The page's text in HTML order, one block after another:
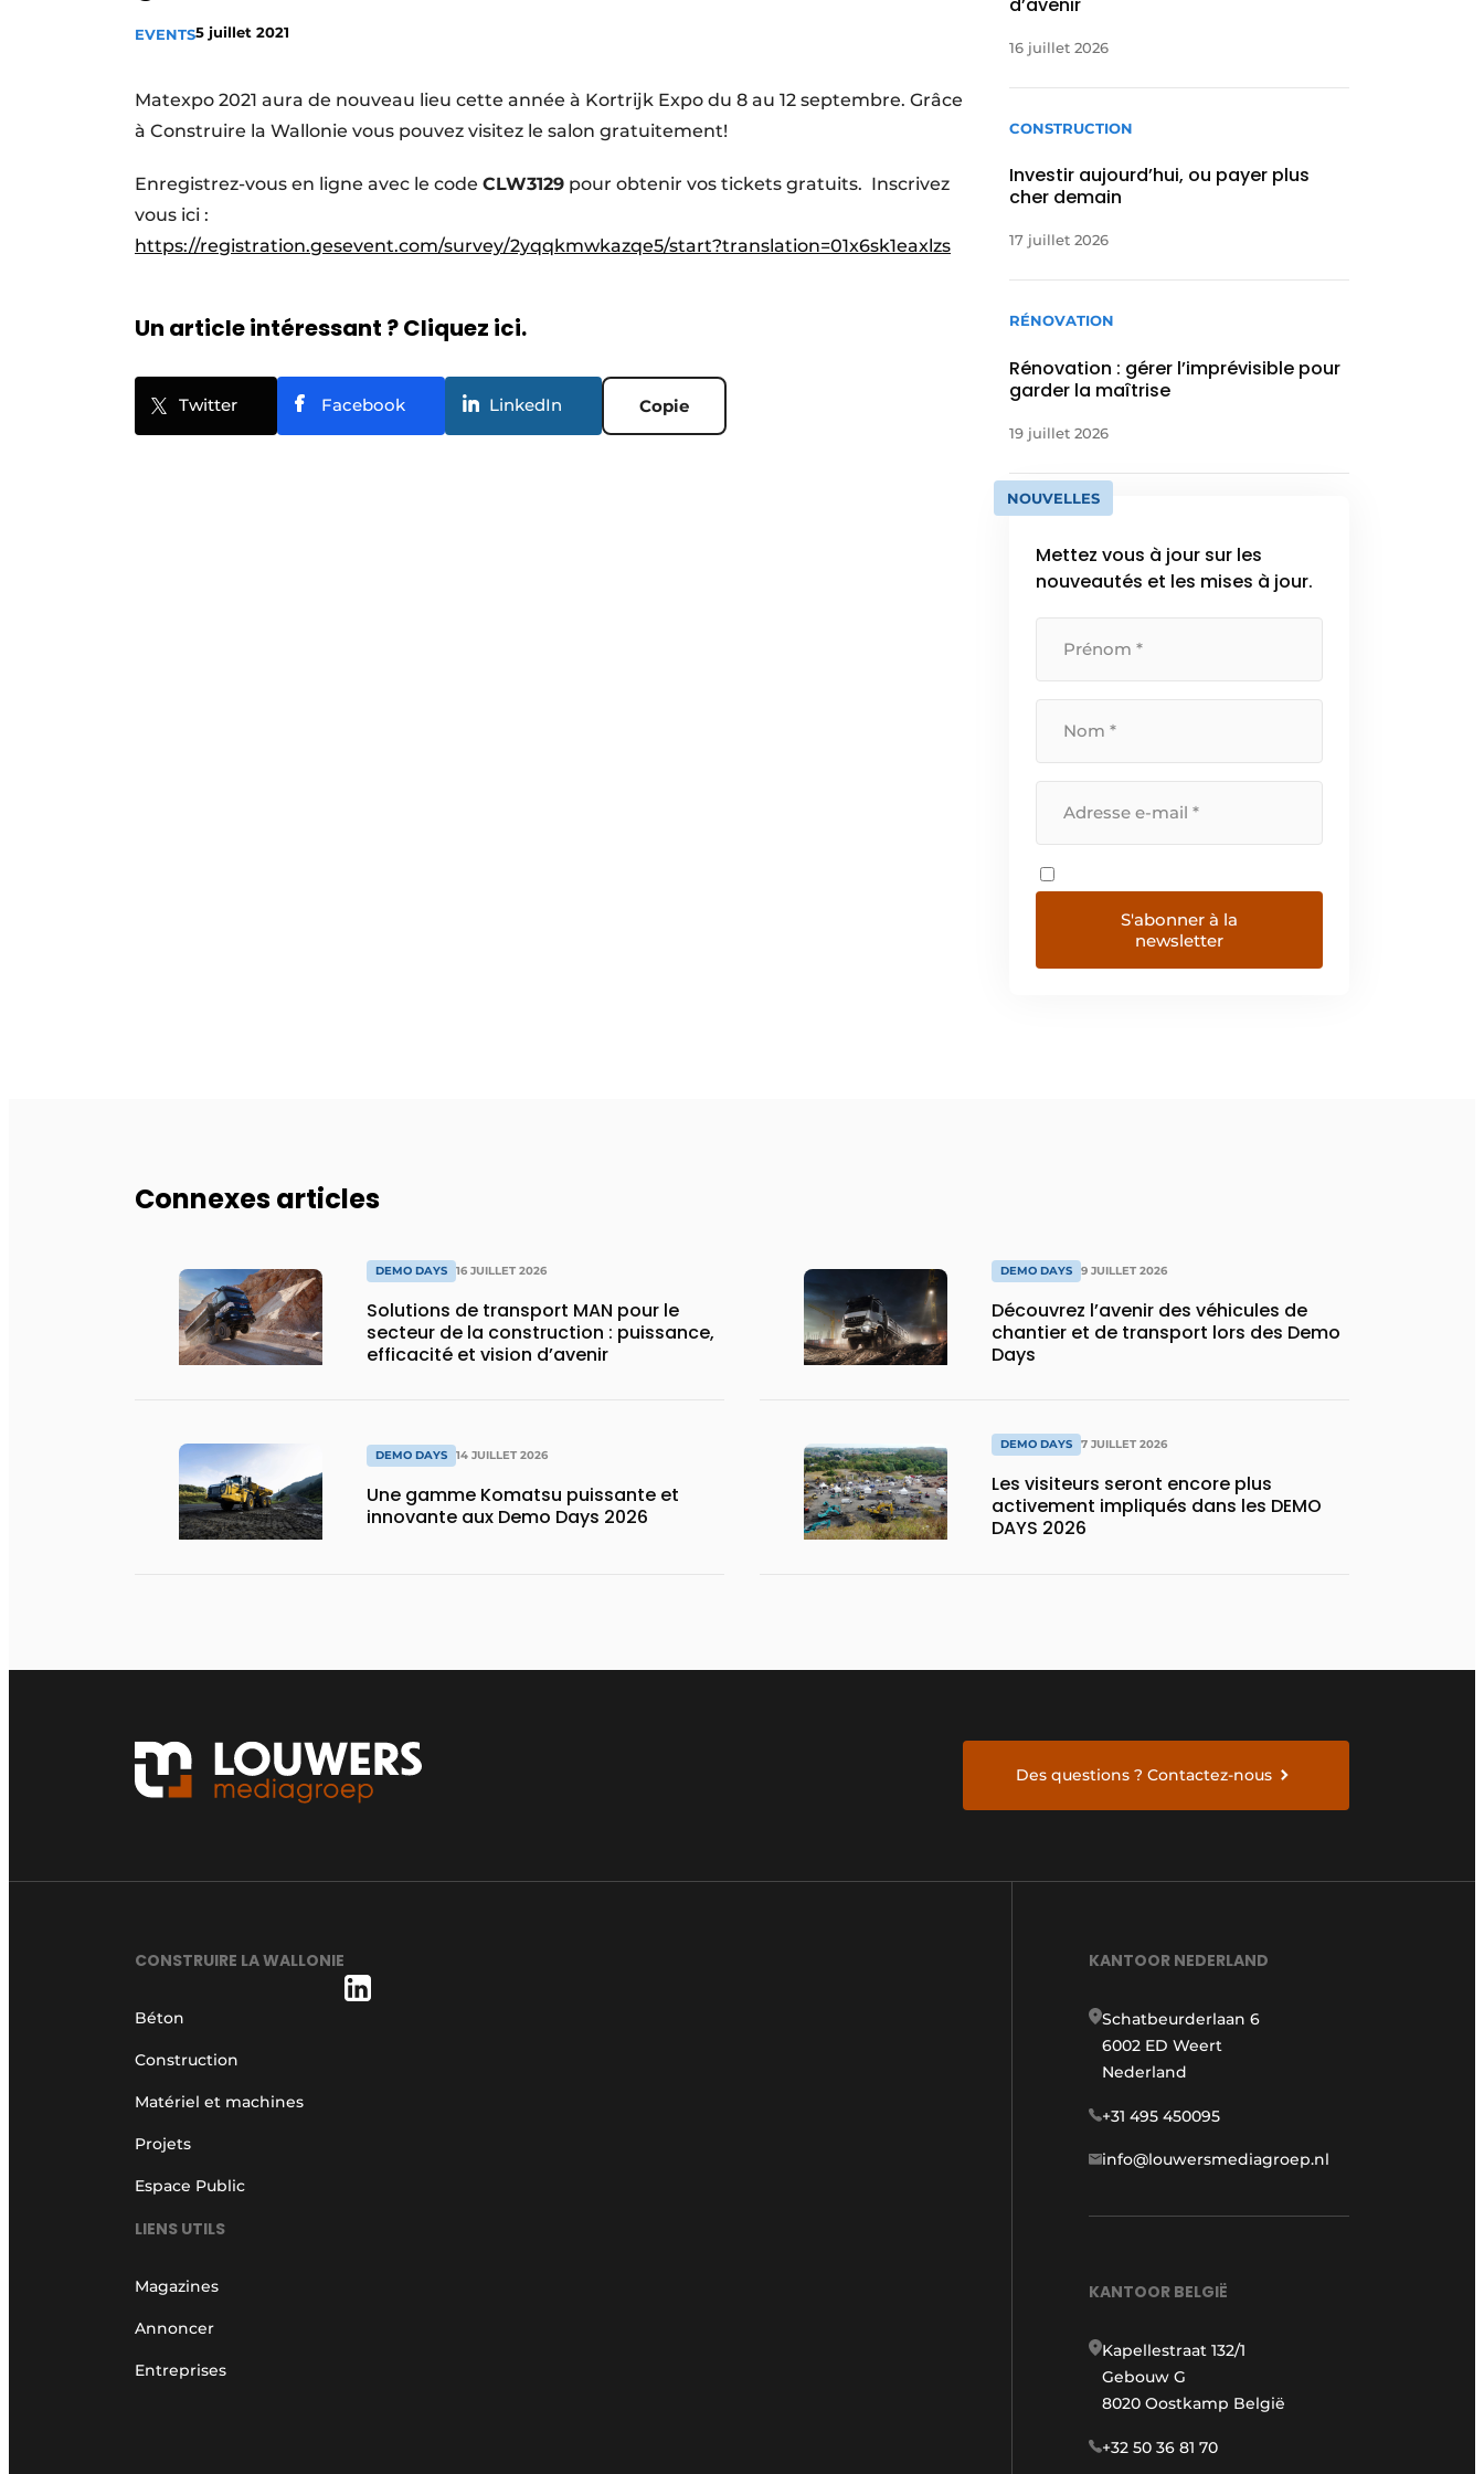
Termes et conditions
EVENTS5 juillet 2021
Matexpo 2021 aura de nouveau lieu cette année à Kortrijk Expo du 8 au 12 septembre. Grâce
à Construire la Wallonie vous pouvez visitez le salon gratuitement!
Enregistrez-vous en ligne avec le code CLW3129 pour obtenir vos tickets gratuits. Inscrivez
vous ici :
https://registration.gesevent.com/survey/2yqqkmwkazqe5/start?translation=01x6sk1eaxlzs
Un article intéressant ? Cliquez ici.
Twitter Facebook LinkedIn Copie
16 juillet 2026
CONSTRUCTION
Investir aujourd’hui, ou payer plus
cher demain
17 juillet 2026
RÉNOVATION
Rénovation : gérer l’imprévisible pour
garder la maîtrise
19 juillet 2026
NOUVELLES
Mettez vous à jour sur les
nouveautés et les mises à jour.
S'abonner à la
newsletter
Connexes articles
DEMO DAYS 16 JUILLET 2026
Solutions de transport MAN pour le
secteur de la construction : puissance,
efficacité et vision d’avenir
DEMO DAYS 14 JUILLET 2026
Une gamme Komatsu puissante et
innovante aux Demo Days 2026
DEMO DAYS 9 JUILLET 2026
Découvrez l’avenir des véhicules de
chantier et de transport lors des Demo
Days
DEMO DAYS 7 JUILLET 2026
Les visiteurs seront encore plus
activement impliqués dans les DEMO
DAYS 2026
Des questions ? Contactez-nous
CONSTRUIRE LA WALLONIE
Béton
Construction
Matériel et machines
Projets
Espace Public
LIENS UTILS
Magazines
Annoncer
Entreprises
KANTOOR NEDERLAND
Schatbeurderlaan 6
6002 ED Weert
Nederland
+31 495 450095
info@louwersmediagroep.nl
KANTOOR BELGIË
Kapellestraat 132/1
Gebouw G
8020 Oostkamp België
+32 50 36 81 70